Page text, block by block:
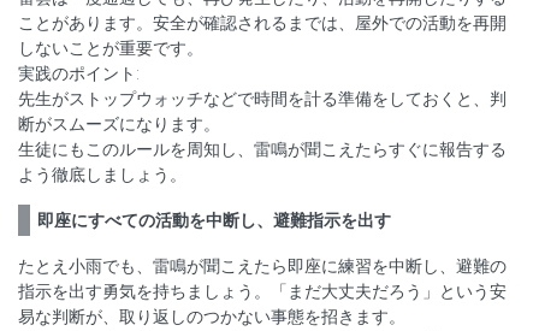
ことがあります。安全が確認されるまでは、屋外での活動を再開
しないことが重要です。
実践のポイント:
先生がストップウォッチなどで時間を計る準備をしておくと、判
断がスムーズになります。
生徒にもこのルールを周知し、雷鳴が聞こえたらすぐに報告する
よう徹底しましょう。
即座にすべての活動を中断し、避難指示を出す
たとえ小雨でも、雷鳴が聞こえたら即座に練習を中断し、避難の
指示を出す勇気を持ちましょう。「まだ大丈夫だろう」という安
易な判断が、取り返しのつかない事態を招きます。